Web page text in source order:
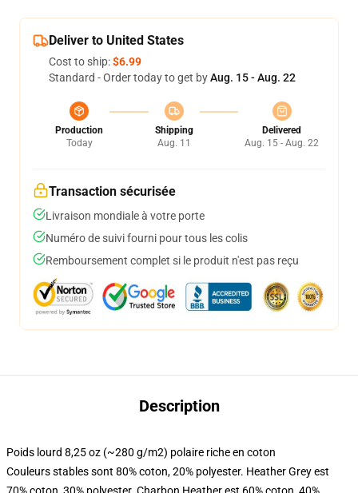
Deliver to United States
Cost to ship:$6.99
Standard - Order today to get byAug. 15 - Aug. 22
Production
Today
Shipping
Aug. 11
Delivered
Aug. 15 - Aug. 22
Transaction sécurisée
Livraison mondiale à votre porte
Numéro de suivi fourni pour tous les colis
Remboursement complet si le produit n'est pas reçu
Description
Poids lourd 8,25 oz (~280 g/m2) polaire riche en coton
Couleurs stables sont 80% coton, 20% polyester. Heather Grey est